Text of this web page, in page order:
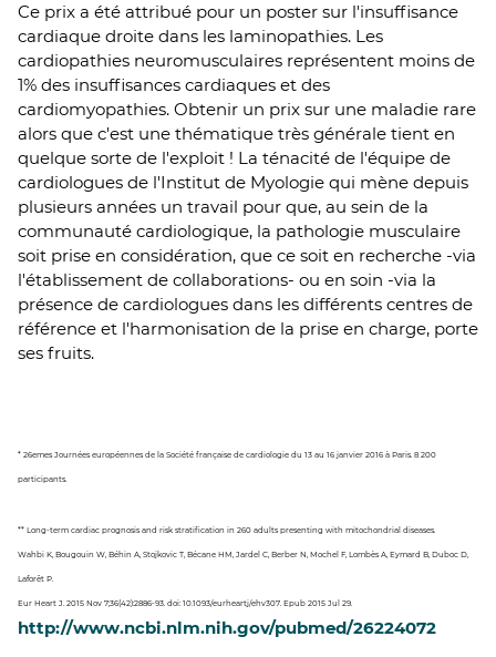
Ce prix a été attribué pour un poster sur l'insuffisance
cardiaque droite dans les laminopathies. Les
cardiopathies neuromusculaires représentent moins de
1% des insuffisances cardiaques et des
cardiomyopathies. Obtenir un prix sur une maladie rare
alors que c'est une thématique très générale tient en
quelque sorte de l'exploit ! La ténacité de l'équipe de
cardiologues de l'Institut de Myologie qui mène depuis
plusieurs années un travail pour que, au sein de la
communauté cardiologique, la pathologie musculaire
soit prise en considération, que ce soit en recherche -via
l'établissement de collaborations- ou en soin -via la
présence de cardiologues dans les différents centres de
référence et l'harmonisation de la prise en charge, porte
ses fruits.
* 26emes Journées européennes de la Société française de cardiologie du 13 au 16 janvier 2016 à Paris. 8 200
participants.
** Long-term cardiac prognosis and risk stratification in 260 adults presenting with mitochondrial diseases.
Wahbi K, Bougouin W, Béhin A, Stojkovic T, Bécane HM, Jardel C, Berber N, Mochel F, Lombès A, Eymard B, Duboc D,
Laforêt P.
Eur Heart J. 2015 Nov 7;36(42):2886-93. doi: 10.1093/eurheartj/ehv307. Epub 2015 Jul 29.
http://www.ncbi.nlm.nih.gov/pubmed/26224072